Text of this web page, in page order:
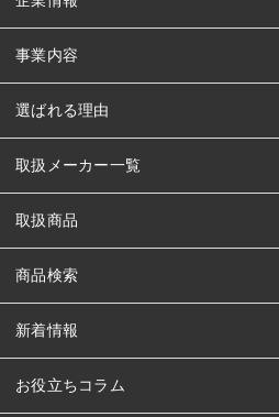
事業内容
選ばれる理由
取扱メーカー一覧
取扱商品
商品検索
新着情報
お役立ちコラム